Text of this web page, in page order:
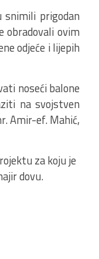
snimili prigodan
obradovali ovim
odjeće i lijepih
noseći balone
na svojstven
Amir-ef. Mahić,
za koju je
dovu.